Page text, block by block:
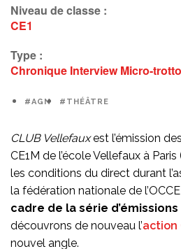
Niveau de classe :
CE1
Type :
Chronique Interview Micro-
#AGN #THÉÂTRE
CLUB Vellefauxest l’émission
CE1M de l’école Vellefaux à
les conditions du direct durant
la fédération nationale de
cadre de la série d’émissions
découvrons de nouveau l’action
nouvel angle.